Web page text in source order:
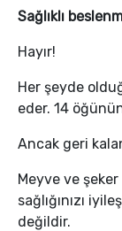
Sağlıklı
Hayır!
Her şeyde
eder. 14
Ancak geri
Meyve ve
sağlığınızı
değildir.